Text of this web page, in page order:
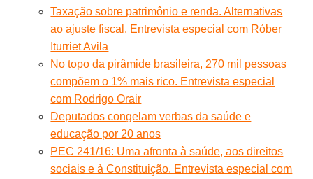
Taxação sobre patrimônio e renda. Alternativas
ao ajuste fiscal. Entrevista especial com Róber
Iturriet Avila
No topo da pirâmide brasileira, 270 mil pessoas
compõem o 1% mais rico. Entrevista especial
com Rodrigo Orair
Deputados congelam verbas da saúde e
educação por 20 anos
PEC 241/16: Uma afronta à saúde, aos direitos
sociais e à Constituição. Entrevista especial com